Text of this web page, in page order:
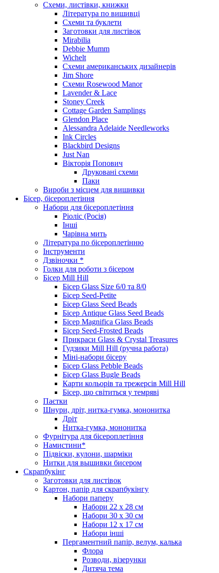
Схеми, листівки, книжки
Література по вишивці
Схеми та буклети
Заготовки для листівок
Mirabilia
Debbie Mumm
Wichelt
Схеми американських дизайнерів
Jim Shore
Cхеми Rosewood Manor
Lavender & Lace
Stoney Creek
Cottage Garden Samplings
Glendon Place
Alessandra Adelaide Needleworks
Ink Circles
Blackbird Designs
Just Nan
Вікторія Попович
Друковані схеми
Паки
Вироби з місцем для вишивки
Бісер, бісероплетіння
Набори для бісероплетіння
Ріоліс (Росія)
Інші
Чарівна мить
Література по бісероплетінню
Інструменти
Дзвіночки *
Голки для роботи з бісером
Бісер Mill Hill
Бісер Glass Size 6/0 та 8/0
Бісер Seed-Petite
Бісер Glass Seed Beads
Бісер Antique Glass Seed Beads
Бісер Magnifica Glass Beads
Бісер Seed-Frosted Beads
Прикраси Glass & Crystal Treasures
Гудзики Mill Hill (ручна работа)
Міні-набори бісеру
Бісер Glass Pebble Beads
Бісер Glass Bugle Beads
Карти кольорів та трежерсів Mill Hill
Бісер, що світиться у темряві
Паєтки
Шнури, дріт, нитка-гумка, мононитка
Дріт
Нитка-гумка, мононитка
Фурнітура для бісероплетіння
Намистини*
Підвіски, кулони, шарміки
Нитки для вышивки бисером
Скрапбукінг
Заготовки для листівок
Картон, папір для скрапбукінгу
Набори паперу
Набори 22 х 28 см
Набори 30 х 30 см
Набори 12 х 17 см
Набори інші
Пергаментний папір, велум, калька
Флора
Розводи, візерунки
Дитяча тема